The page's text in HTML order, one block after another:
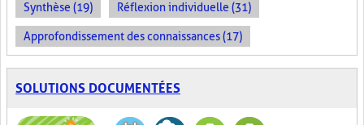
Synthèse (19) Réflexion individuelle (31)
Approfondissement des connaissances (17)
SOLUTIONS DOCUMENTÉES